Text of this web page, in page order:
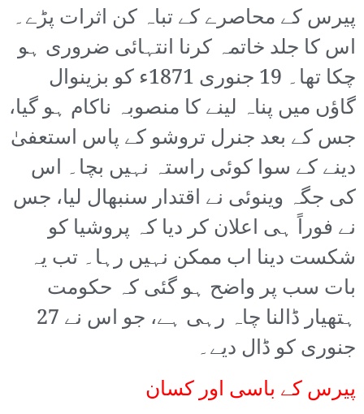
پیرس کے محاصرے کے تباہ کن اثرات پڑے۔
اس کا جلد خاتمہ کرنا انتہائی ضروری ہو
چکا تھا۔ 19 جنوری 1871ء کو بزینوال
گاؤں میں پناہ لینے کا منصوبہ ناکام ہو گیا،
جس کے بعد جنرل تروشو کے پاس استعفیٰ
دینے کے سوا کوئی راستہ نہیں بچا۔ اس
کی جگہ وینوئی نے اقتدار سنبھال لیا، جس
نے فوراً ہی اعلان کر دیا کہ پروشیا کو
شکست دینا اب ممکن نہیں رہا۔ تب یہ
بات سب پر واضح ہو گئی کہ حکومت
ہتھیار ڈالنا چاہ رہی ہے، جو اس نے 27
جنوری کو ڈال دیے۔
پیرس کے باسی اور کسان